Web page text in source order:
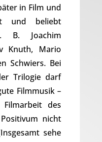
in Film und
und beliebt
B. Joachim
Knuth, Mario
Schwiers. Bei
Trilogie darf
Filmmusik –
des
nicht
sehe